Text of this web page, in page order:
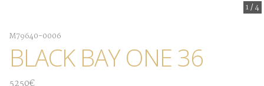
1/4
M79640-0006
BLACK BAY ONE 36